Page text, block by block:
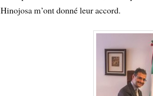
Hinojosa m’ont donné leur accord.